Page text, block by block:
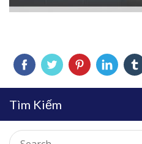
Tìm Kiếm
Search